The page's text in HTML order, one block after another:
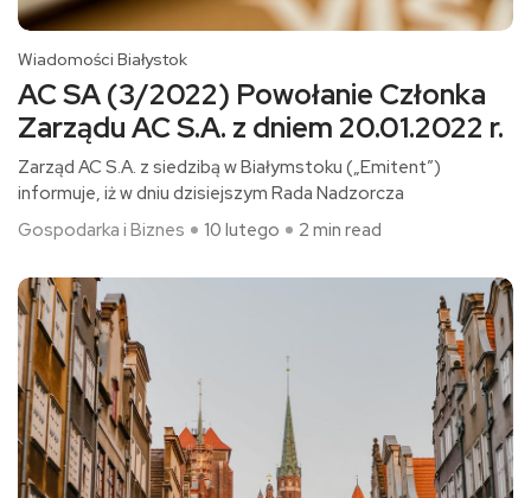
Wiadomości Białystok
AC SA (3/2022) Powołanie Członka
Zarządu AC S.A. z dniem 20.01.2022 r.
Zarząd AC S.A. z siedzibą w Białymstoku („Emitent”)
informuje, iż w dniu dzisiejszym Rada Nadzorcza
Gospodarka i Biznes
10 lutego 2 min read